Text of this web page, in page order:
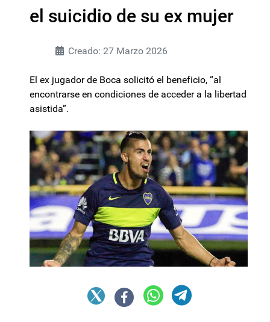
el suicidio de su ex mujer
Creado: 27 Marzo 2026
El ex jugador de Boca solicitó el beneficio, “al
encontrarse en condiciones de acceder a la libertad
asistida”.